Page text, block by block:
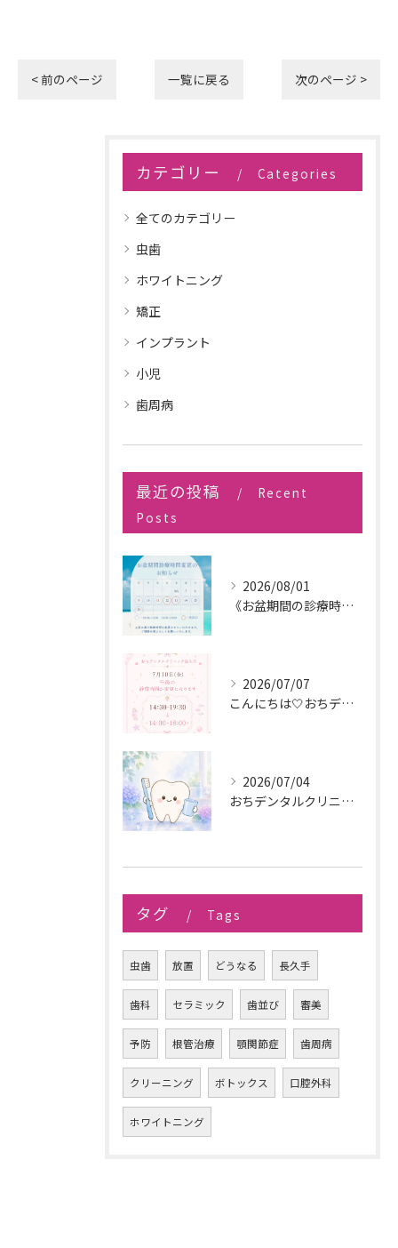
< 前のページ 一覧に戻る 次のページ >
カテゴリー Categories
全てのカテゴリー
虫歯
ホワイトニング
矯正
インプラント
小児
歯周病
最近の投稿
Recent
Posts
2026/08/01
《お盆期間の診療時間変更のお知らせ》
2026/07/07
こんにちは🤍おちデンタルクリニック長久手です🪥
2026/07/04
おちデンタルクリニック長久手です。
タグ Tags
虫歯 放置 どうなる 長久手
歯科 セラミック 歯並び 審美
予防 根管治療 顎関節症 歯周病
クリーニング ボトックス 口腔外科
ホワイトニング